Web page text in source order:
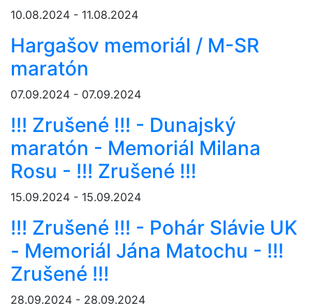
10.08.2024 - 11.08.2024
Hargašov memoriál / M-SR
maratón
07.09.2024 - 07.09.2024
!!! Zrušené !!! - Dunajský
maratón - Memoriál Milana
Rosu - !!! Zrušené !!!
15.09.2024 - 15.09.2024
!!! Zrušené !!! - Pohár Slávie UK
- Memoriál Jána Matochu - !!!
Zrušené !!!
28.09.2024 - 28.09.2024